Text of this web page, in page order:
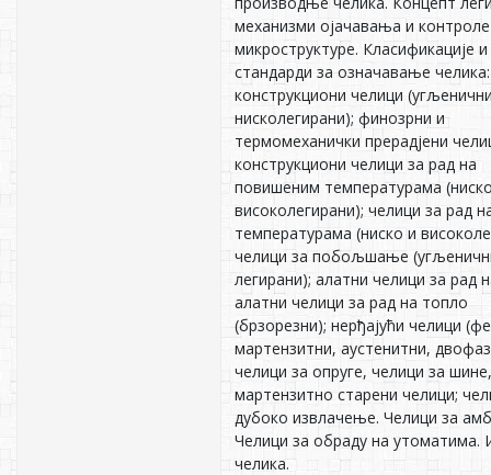
механизми ојачавања и контроле
микроструктуре. Класификације и
стандарди за означавање челика:
конструкциони челици
нисколегирани); финозрни и
термомеханички прерадјени
конструкциони челици за рад на
повишеним температурама
високолегирани); челици за рад
температурама (ниско и
челици за побољшање
легирани); алатни челици за рад
алатни челици за рад на топло
(брзорезни); нерђајући челици
мартензитни, аустенитни,
челици за опруге, челици за шине,
мартензитно старени челици;
дубоко извлачење. Челици за
Челици за обраду на утоматима.
челика.